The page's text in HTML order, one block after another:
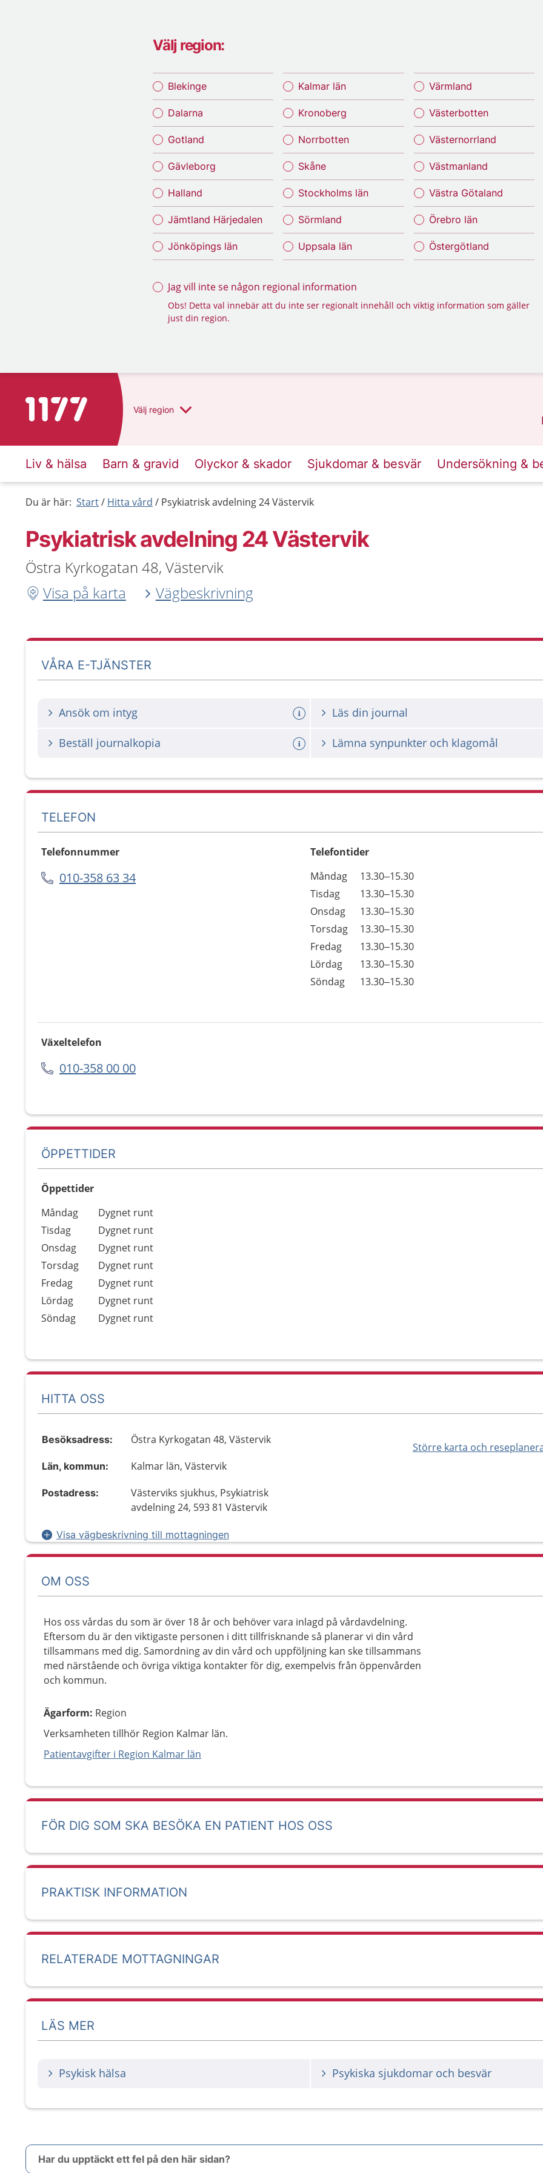
Välj region:
Blekinge
Dalarna
Gotland
Gävleborg
Halland
Jämtland Härjedalen
Jönköpings län
Kalmar län
Kronoberg
Norrbotten
Skåne
Stockholms län
Sörmland
Uppsala län
Värmland
Västerbotten
Västernorrland
Västmanland
Västra Götaland
Örebro län
Östergötland
Jag vill inte se någon regional information
Obs! Detta val innebär att du inte ser regionalt innehåll och viktig information som gäller
just din region.
Till startsidan för 1177 Välj region
Liv & hälsa Barn & gravid Olyckor & skador Sjukdomar & besvär Undersökning &
Du är här: Start Hitta vård Psykiatrisk avdelning 24 Västervik
Psykiatrisk avdelning 24 Västervik
Östra Kyrkogatan 48, Västervik
Visa på karta
Vägbeskrivning
VÅRA E-TJÄNSTER
Ansök om intyg Läs din journal
Beställ journalkopia Lämna synpunkter och klagomål
TELEFON
Telefonnummer
010-358 63 34
Telefontider
Dag
Öppettider
Kommentarer
Måndag
13.30–15.30
Tisdag
13.30–15.30
Onsdag
13.30–15.30
Torsdag
13.30–15.30
Fredag
13.30–15.30
Lördag
13.30–15.30
Söndag
13.30–15.30
Växeltelefon
010-358 00 00
ÖPPETTIDER
Öppettider
Dag
Öppettider
Kommentarer
Måndag
Dygnet runt
Tisdag
Dygnet runt
Onsdag
Dygnet runt
Torsdag
Dygnet runt
Fredag
Dygnet runt
Lördag
Dygnet runt
Söndag
Dygnet runt
HITTA OSS
Större karta och
Besöksadress: Östra Kyrkogatan 48, Västervik
Län, kommun: Kalmar län, Västervik
Postadress:
Västerviks sjukhus, Psykiatrisk
avdelning 24, 593 81 Västervik
Visa vägbeskrivning till mottagningen
OM OSS
Hos oss vårdas du som är över 18 år och behöver vara inlagd på vårdavdelning.
Eftersom du är den viktigaste personen i ditt tillfrisknande så planerar vi din vård
tillsammans med dig. Samordning av din vård och uppföljning kan ske tillsammans
med närstående och övriga viktiga kontakter för dig, exempelvis från öppenvården
och kommun.
Ägarform: Region
Verksamheten tillhör Region Kalmar län.
Patientavgifter i Region Kalmar län
FÖR DIG SOM SKA BESÖKA EN PATIENT HOS OSS
PRAKTISK INFORMATION
RELATERADE MOTTAGNINGAR
LÄS MER
Psykisk hälsa Psykiska sjukdomar och besvär
Har du upptäckt ett fel på den här sidan?